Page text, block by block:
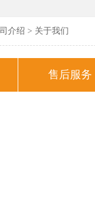
介绍 > 关于我们
售后服务